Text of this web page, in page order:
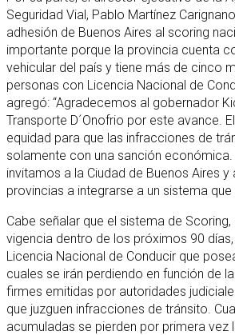
Seguridad Vial, Pablo Martínez
adhesión de Buenos Aires al scoring
importante porque la provincia cuenta
vehicular del país y tiene más de cinco
personas con Licencia Nacional de
agregó: “Agradecemos al gobernador
Transporte D´Onofrio por este avance.
equidad para que las infracciones de
solamente con una sanción
invitamos a la Ciudad de Buenos Aires y
provincias a integrarse a un sistema
Cabe señalar que el sistema de
vigencia dentro de los próximos 90
Licencia Nacional de Conducir que
cuales se irán perdiendo en función de
firmes emitidas por autoridades
que juzguen infracciones de tránsito.
acumuladas se pierden por primera vez